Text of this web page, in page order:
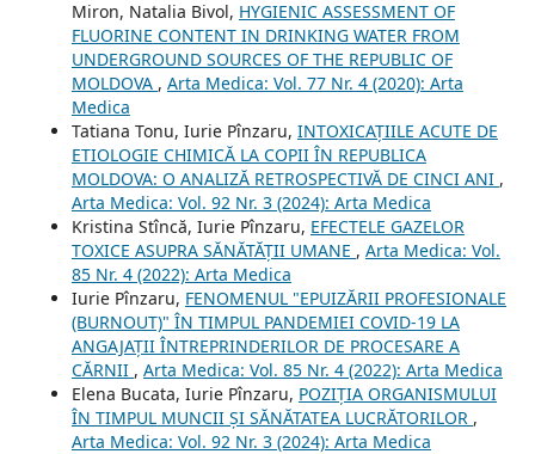
Miron, Natalia Bivol, HYGIENIC ASSESSMENT OF
FLUORINE CONTENT IN DRINKING WATER FROM
UNDERGROUND SOURCES OF THE REPUBLIC OF
MOLDOVA , Arta Medica: Vol. 77 Nr. 4 (2020): Arta
Medica
Tatiana Tonu, Iurie Pînzaru, INTOXICAȚIILE ACUTE DE
ETIOLOGIE CHIMICĂ LA COPII ÎN REPUBLICA
MOLDOVA: O ANALIZĂ RETROSPECTIVĂ DE CINCI ANI ,
Arta Medica: Vol. 92 Nr. 3 (2024): Arta Medica
Kristina Stîncă, Iurie Pînzaru, EFECTELE GAZELOR
TOXICE ASUPRA SĂNĂTĂȚII UMANE , Arta Medica: Vol.
85 Nr. 4 (2022): Arta Medica
Iurie Pînzaru, FENOMENUL "EPUIZĂRII PROFESIONALE
(BURNOUT)" ÎN TIMPUL PANDEMIEI COVID-19 LA
ANGAJAȚII ÎNTREPRINDERILOR DE PROCESARE A
CĂRNII , Arta Medica: Vol. 85 Nr. 4 (2022): Arta Medica
Elena Bucata, Iurie Pînzaru, POZIȚIA ORGANISMULUI
ÎN TIMPUL MUNCII ȘI SĂNĂTATEA LUCRĂTORILOR ,
Arta Medica: Vol. 92 Nr. 3 (2024): Arta Medica